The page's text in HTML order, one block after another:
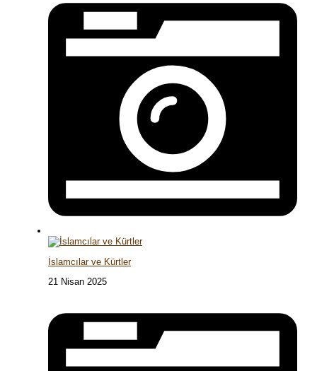
İslamcılar ve Kürtler
21 Nisan 2025